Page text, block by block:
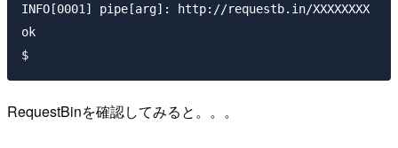
INFO[0001] pipe[arg]: http://requestb.in/XXXXXXXX
ok
RequestBinを確認してみると。。。